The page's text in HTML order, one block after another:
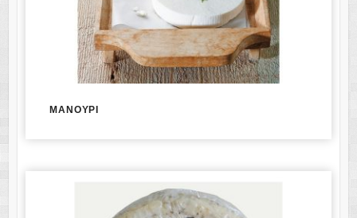
ΜΑΝΟΥΡΙ